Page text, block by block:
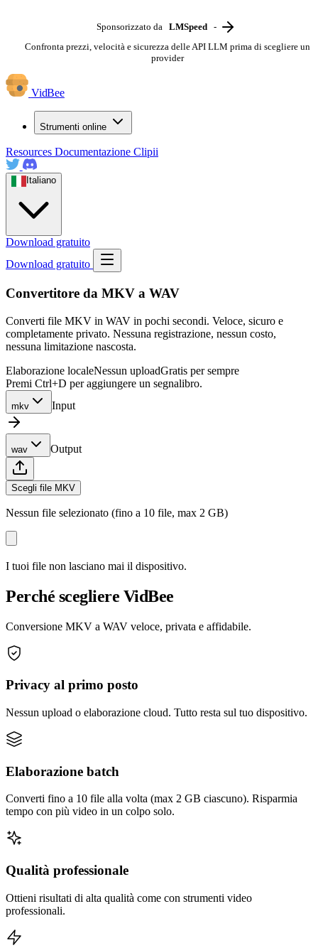
Sponsorizzato da LMSpeed
-
Confronta prezzi, velocità e sicurezza delle API LLM prima di scegliere un
provider
VidBee
Strumenti online
Resources Documentazione Clipii
Italiano
Download gratuito
Download gratuito
Convertitore da MKV a WAV
Converti file MKV in WAV in pochi secondi. Veloce, sicuro e
completamente privato. Nessuna registrazione, nessun costo,
nessuna limitazione nascosta.
Elaborazione localeNessun uploadGratis per sempre
Premi Ctrl+D per aggiungere un segnalibro.
mkv Input
wav Output
Scegli file MKV
Nessun file selezionato (fino a 10 file, max 2 GB)
I tuoi file non lasciano mai il dispositivo.
Perché scegliere VidBee
Conversione MKV a WAV veloce, privata e affidabile.
Privacy al primo posto
Nessun upload o elaborazione cloud. Tutto resta sul tuo dispositivo.
Elaborazione batch
Converti fino a 10 file alla volta (max 2 GB ciascuno). Risparmia
tempo con più video in un colpo solo.
Qualità professionale
Ottieni risultati di alta qualità come con strumenti video
professionali.